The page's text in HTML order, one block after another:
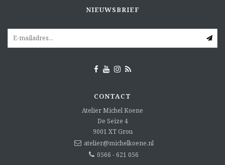
NIEUWSBRIEF
CONTACT
Atelier Michel Koene
De Seize 4
9001 XT Grou
atelier@michelkoene.nl
0566 - 621 056